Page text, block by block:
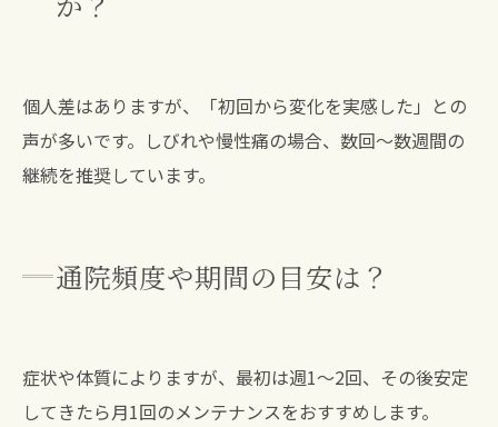
個人差はありますが、「初回から変化を実感した」との
声が多いです。しびれや慢性痛の場合、数回～数週間の
継続を推奨しています。
通院頻度や期間の目安は？
症状や体質によりますが、最初は週1～2回、その後安定
してきたら月1回のメンテナンスをおすすめします。